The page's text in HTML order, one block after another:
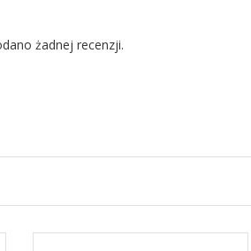
żadnej recenzji.